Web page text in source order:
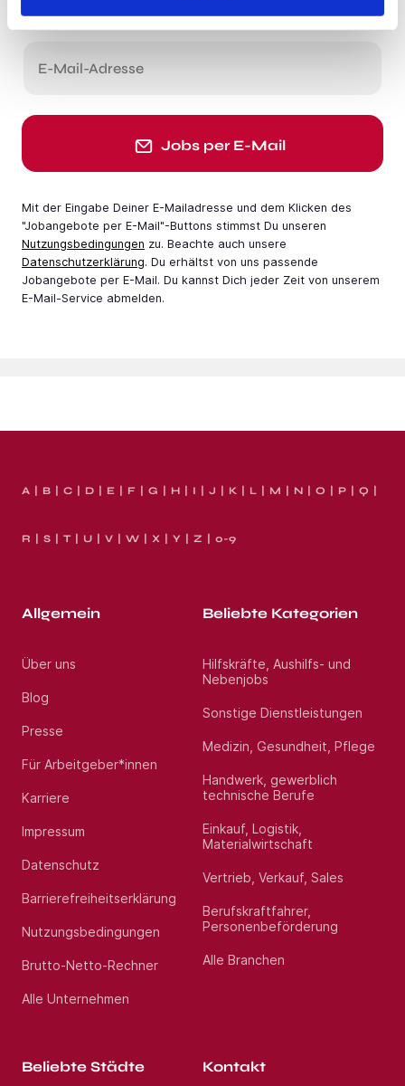
Jobangebote per E-Mail erhalten
E-Mail-Adresse
Jobs per E-Mail
Mit der Eingabe Deiner E-Mail­adresse und dem Klicken des
"Jobangebote per E-Mail"-Buttons stimmst Du unseren
Nutzungsbedingungen zu. Beachte auch unsere
Datenschutzerklärung. Du erhältst von uns passende
Jobangebote per E-Mail. Du kannst Dich jeder Zeit von unserem
E-Mail-Service abmelden.
A B C D E F G H I J K L M N O P Q
R S T U V W X Y Z 0-9
Allgemein
Über uns
Blog
Presse
Für Arbeitgeber*innen
Karriere
Impressum
Datenschutz
Barrierefreiheitserklärung
Nutzungsbedingungen
Brutto-Netto-Rechner
Alle Unternehmen
Beliebte Kategorien
Hilfskräfte, Aushilfs- und
Nebenjobs
Sonstige Dienstleistungen
Medizin, Gesundheit, Pflege
Handwerk, gewerblich
technische Berufe
Einkauf, Logistik,
Materialwirtschaft
Vertrieb, Verkauf, Sales
Berufskraftfahrer,
Personenbeförderung
Alle Branchen
Beliebte Städte Kontakt